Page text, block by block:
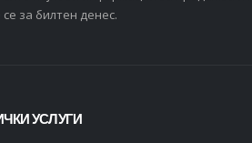
за билтен денес.
УСЛУГИ